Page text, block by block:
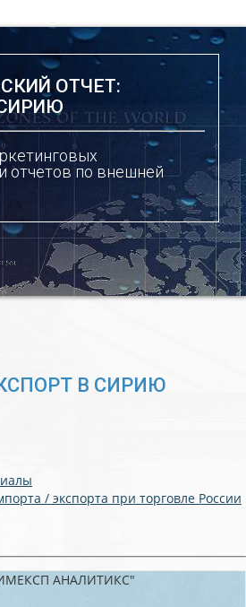
ОТЧЕТ:
отчетов по внешней
В СИРИЮ
/ экспорта при торговле России
АНАЛИТИКС"